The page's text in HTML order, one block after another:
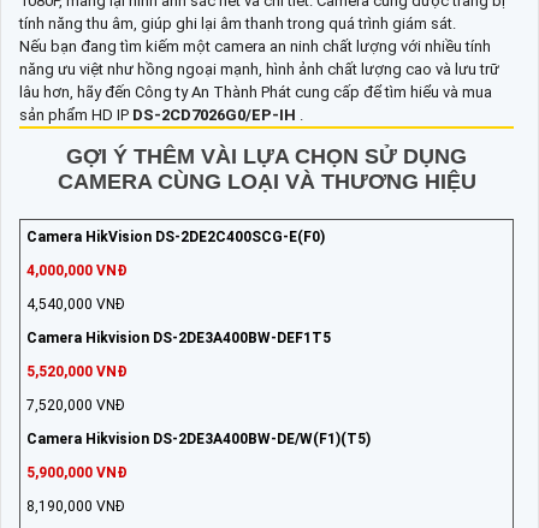
tính năng thu âm, giúp ghi lại âm thanh trong quá trình giám sát.
Nếu bạn đang tìm kiếm một camera an ninh chất lượng với nhiều tính
năng ưu việt như hồng ngoại mạnh, hình ảnh chất lượng cao và lưu trữ
lâu hơn, hãy đến Công ty An Thành Phát cung cấp để tìm hiểu và mua
sản phẩm HD IP DS-2CD7026G0/EP-IH
GỢI Ý THÊM VÀI LỰA CHỌN SỬ DỤNG
CAMERA CÙNG LOẠI VÀ THƯƠNG HIỆU
Camera HikVision DS-2DE2C400SCG-E(F0)
4,000,000 VNĐ
4,540,000 VNĐ
Camera Hikvision DS-2DE3A400BW-DEF1T5
5,520,000 VNĐ
7,520,000 VNĐ
Camera Hikvision DS-2DE3A400BW-DE/W(F1)(T5)
5,900,000 VNĐ
8,190,000 VNĐ